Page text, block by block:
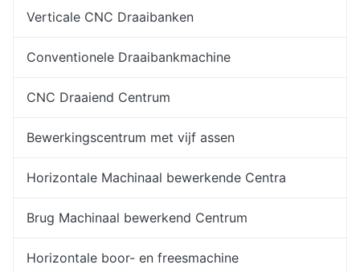
Verticale CNC Draaibanken
Conventionele Draaibankmachine
CNC Draaiend Centrum
Bewerkingscentrum met vijf assen
Horizontale Machinaal bewerkende Centra
Brug Machinaal bewerkend Centrum
Horizontale boor- en freesmachine